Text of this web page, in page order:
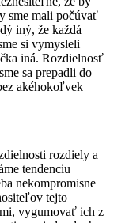
sme mali počúvať
iný, že každá
si vymysleli
iná. Rozdielnosť
sa prepadli do
akéhokoľvek
rozdiely a
tendenciu
nekompromisne
tejto
vygumovať ich z